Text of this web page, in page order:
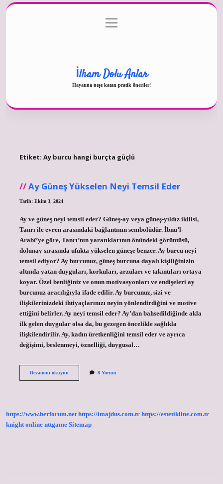
Gizlilik Politikası
menüyü
aç
İlham Dolu Anlar
Hayatına neşe katan pratik öneriler!
Etiket: Ay burcu hangi burçta güçlü
Ay Güneş Yükselen Neyi Temsil Eder
Tarih: Ekim 3, 2024
Ay ve güneş neyi temsil eder? Güneş-ay veya güneş-yıldız ikilisi,
Tanrı ile evren arasındaki bağlantının sembolüdür. İbnü’l-
Arabî’ye göre, Tanrı’nın yaratıklarının önündeki görüntüsü,
dolunay sırasında ufukta yükselen güneşe benzer. Ay burcu neyi
temsil ediyor? Ay burcunuz, güneş burcuna dayalı kişiliğinizin
altında yatan duyguları, korkuları, arzuları ve takıntıları ortaya
koyar. Özel benliğiniz ve onun motivasyonları ve endişeleri ay
burcunuz aracılığıyla ifade edilir. Ay burcunuz, sizi ve
ilişkilerinizdeki ihtiyaçlarınızı neyin yönlendirdiğini ve motive
ettiğini belirler. Ay neyi temsil eder? Ay’dan bahsedildiğinde akla
ilk gelen duygular olsa da, bu gezegen öncelikle sağlıkla
ilişkilendirilir. Ay, kadın üretkenliğini temsil eder ve ayrıca
değişimi, beslenmeyi, öznelliği, duygusal…
Devamını okuyunAy
8 Yorum
https://www.herforum.net https://imajdus.com.tr https://estetikline.com.tr
knight online nttgame Sitemap